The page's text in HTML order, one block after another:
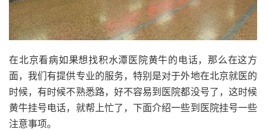
在北京看病如果想找积水潭医院黄牛的电话，那么在这方
面，我们有提供专业的服务，特别是对于外地在北京就医的
时候，有时候不熟悉路，好不容易到医院都没号了，这时候
黄牛挂号电话，就帮上忙了，下面介绍一些到医院挂号一些
注意事项。